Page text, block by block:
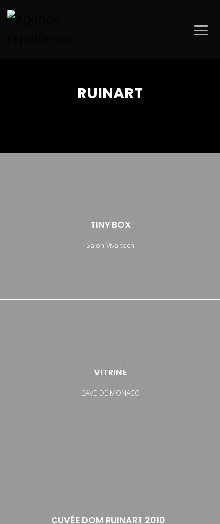
RUINART
TINY BOX
Salon Viva tech
VITRINE
CAVE DE MONACO
CUVÉE DOM RUINART 2010